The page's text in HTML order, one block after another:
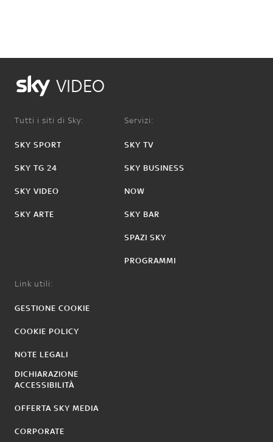
VIDEO
Tutti i siti di Sky:
SKY SPORT
SKY TG 24
SKY VIDEO
SKY ARTE
Servizi:
SKY TV
SKY BUSINESS
NOW
SKY BAR
SPAZI SKY
PROGRAMMI
Link utili:
GESTIONE COOKIE
COOKIE POLICY
NOTE LEGALI
DICHIARAZIONE
ACCESSIBILITÀ
OFFERTA SKY MEDIA
CORPORATE